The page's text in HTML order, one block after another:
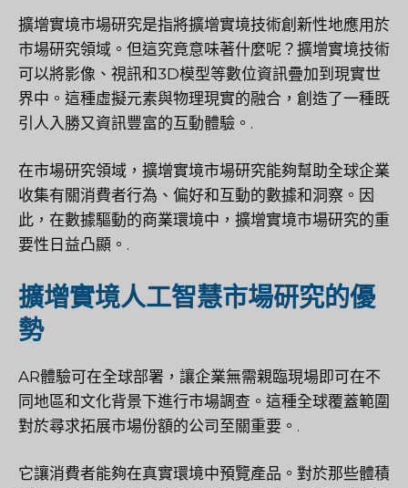
擴增實境市場研究是指將擴增實境技術創新性地應用於
市場研究領域。但這究竟意味著什麼呢？擴增實境技術
可以將影像、視訊和3D模型等數位資訊疊加到現實世
界中。這種虛擬元素與物理現實的融合，創造了一種既
引人入勝又資訊豐富的互動體驗。.
在市場研究領域，擴增實境市場研究能夠幫助全球企業
收集有關消費者行為、偏好和互動的數據和洞察。因
此，在數據驅動的商業環境中，擴增實境市場研究的重
要性日益凸顯。.
擴增實境人工智慧市場研究的優
勢
AR體驗可在全球部署，讓企業無需親臨現場即可在不
同地區和文化背景下進行市場調查。這種全球覆蓋範圍
對於尋求拓展市場份額的公司至關重要。.
它讓消費者能夠在真實環境中預覽產品。對於那些體積